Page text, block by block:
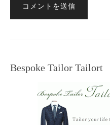
Bespoke Tailor Tailort